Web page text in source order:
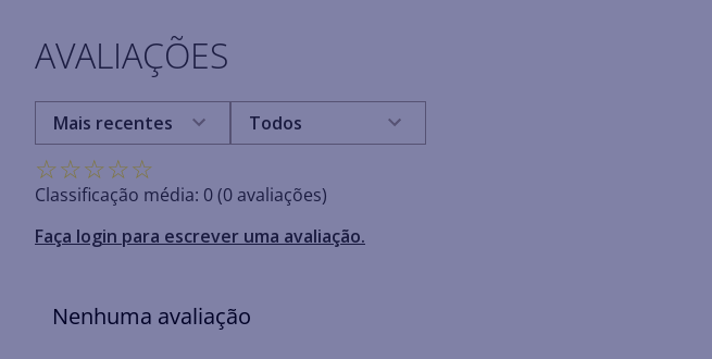
AVALIAÇÕES
☆☆☆☆☆
Classificação média: 0(0 avaliações)
Faça login para escrever uma avaliação.
Mais recentes Todos
Nenhuma avaliação